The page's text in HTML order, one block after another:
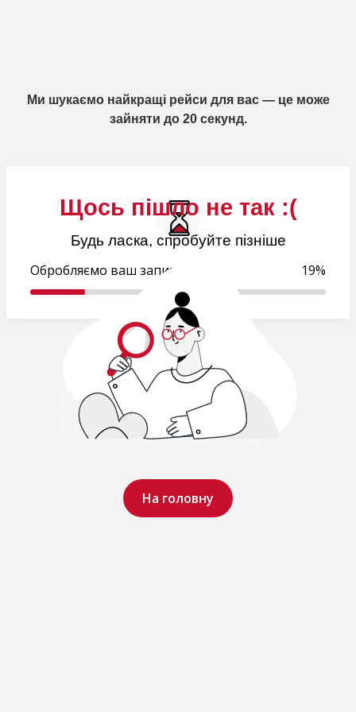
Щось пішло не так :(
Будь ласка, спробуйте пізніше
На головну
Ми шукаємо найкращі рейси для вас — це може
зайняти до 20 секунд.
Обробляємо ваш запит.. 19%